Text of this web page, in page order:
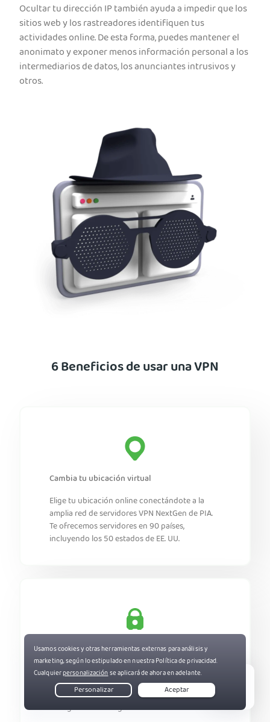
Ocultar tu dirección IP también ayuda a impedir que los
sitios web y los rastreadores identifiquen tus
actividades online. De esta forma, puedes mantener el
anonimato y exponer menos información personal a los
intermediarios de datos, los anunciantes intrusivos y
otros.
6 Beneficios de usar una VPN
Cambia tu ubicación virtual
Elige tu ubicación online conectándote a la
amplia red de servidores VPN NextGen de PIA.
Te ofrecemos servidores en 90 países,
incluyendo los 50 estados de EE. UU.
Potencia tu privacidad
Oculta tu dirección IP para proteger tu
identidad en Internet. Evita que los sitios web te
sigan por Internet y disfruta de una
navegación más segura.